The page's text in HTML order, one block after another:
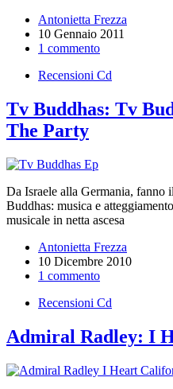
Antonietta Frezza
10 Gennaio 2011
1 commento
Recensioni Cd
Tv Buddhas: Tv
The Party
Da Israele alla Germania, fanno
Buddhas: musica e
musicale in netta ascesa
Antonietta Frezza
10 Dicembre 2010
1 commento
Recensioni Cd
Admiral Radley: I